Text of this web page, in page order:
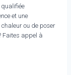
qualifiée
et une
ou de poser
Faites appel à